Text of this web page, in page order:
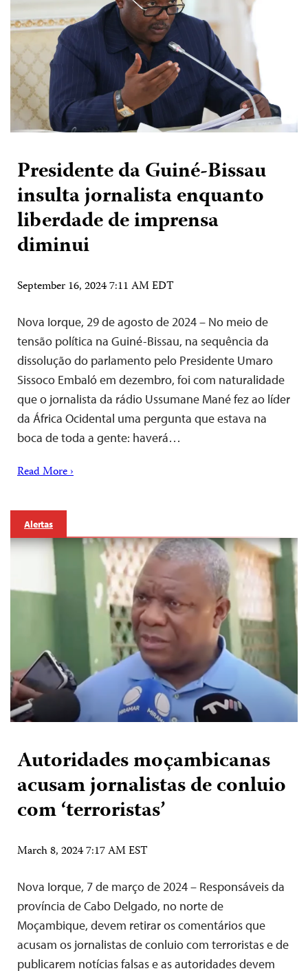
Presidente da Guiné-Bissau
insulta jornalista enquanto
liberdade de imprensa
diminui
September 16, 2024 7:11 AM EDT
Nova Iorque, 29 de agosto de 2024 – No meio de
tensão política na Guiné-Bissau, na sequência da
dissolução do parlamento pelo Presidente Umaro
Sissoco Embaló em dezembro, foi com naturalidade
que o jornalista da rádio Ussumane Mané fez ao líder
da África Ocidental uma pergunta que estava na
boca de toda a gente: haverá…
Read More ›
Alertas
Autoridades moçambicanas
acusam jornalistas de conluio
com ‘terroristas’
March 8, 2024 7:17 AM EST
Nova Iorque, 7 de março de 2024 – Responsáveis da
província de Cabo Delgado, no norte de
Moçambique, devem retirar os comentários que
acusam os jornalistas de conluio com terroristas e de
publicarem notícias falsas e as autoridades devem